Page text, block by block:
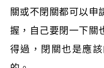
關或不閉關都可以申
握，自己要閉一下關
得過，閉關也是應